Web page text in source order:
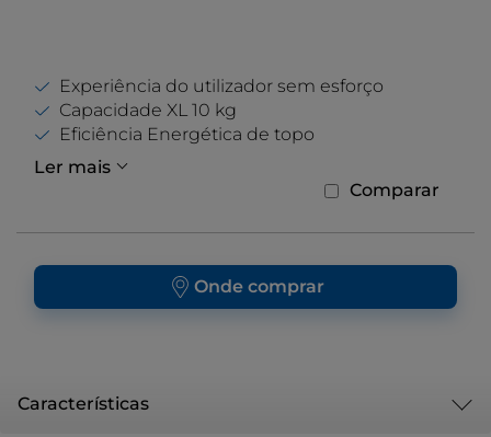
Experiência do utilizador sem esforço
Capacidade XL 10 kg
Eficiência Energética de topo
Ler mais
Comparar
Onde comprar
Características